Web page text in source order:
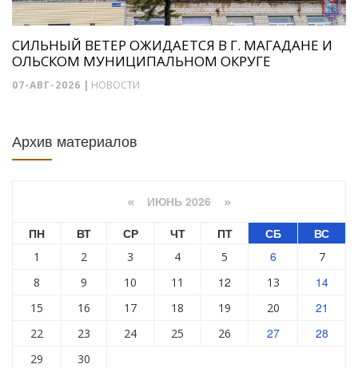
СИЛЬНЫЙ ВЕТЕР ОЖИДАЕТСЯ В Г. МАГАДАНЕ И
ОЛЬСКОМ МУНИЦИПАЛЬНОМ ОКРУГЕ
07-АВГ-2026 | НОВОСТИ
Архив материалов
« ИЮНЬ 2026 »
ПН ВТ СР ЧТ ПТ СБ ВС
1 2 3 4 5 6
7
8
9 10 11 12 13 14
15 16 17 18 19 20 21
22 23 24 25 26 27 28
29 30